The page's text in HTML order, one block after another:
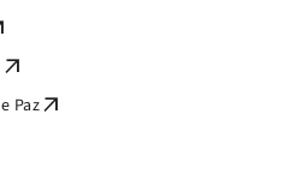
arrow_outward
Pazarrow_outward